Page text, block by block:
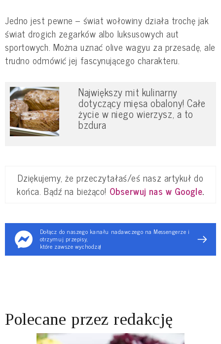
Jedno jest pewne – świat wołowiny działa trochę jak
świat drogich zegarków albo luksusowych aut
sportowych. Można uznać olive wagyu za przesadę, ale
trudno odmówić jej fascynującego charakteru.
Największy mit kulinarny
dotyczący mięsa obalony! Całe
życie w niego wierzysz, a to
bzdura
Dziękujemy, że przeczytałaś/eś nasz artykuł do
końca. Bądź na bieżąco! Obserwuj nas w Google.
Dołącz do naszego kanału nadawczego na Messengerze i
otrzymuj przepisy,
które zawsze wychodzą!
Polecane przez redakcję